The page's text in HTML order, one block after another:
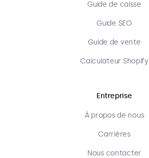
Guide de caisse
Guide SEO
Guide de vente
Calculateur Shopify
Entreprise
À propos de nous
Carrières
Nous contacter